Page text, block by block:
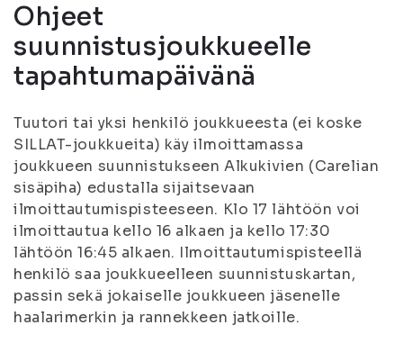
Ohjeet
suunnistusjoukkueelle
tapahtumapäivänä
Tuutori tai yksi henkilö joukkueesta (ei koske
SILLAT-joukkueita) käy ilmoittamassa
joukkueen suunnistukseen Alkukivien (Carelian
sisäpiha) edustalla sijaitsevaan
ilmoittautumispisteeseen. Klo 17 lähtöön voi
ilmoittautua kello 16 alkaen ja kello 17:30
lähtöön 16:45 alkaen. Ilmoittautumispisteellä
henkilö saa joukkueelleen suunnistuskartan,
passin sekä jokaiselle joukkueen jäsenelle
haalarimerkin ja rannekkeen jatkoille.